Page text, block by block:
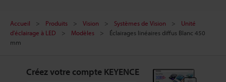
Accueil Produits Vision Systèmes de Vision
Unité
d'éclairage à LED
Modèles
Éclairages linéaires diffus Blanc 450
mm
Créez votre compte KEYENCE